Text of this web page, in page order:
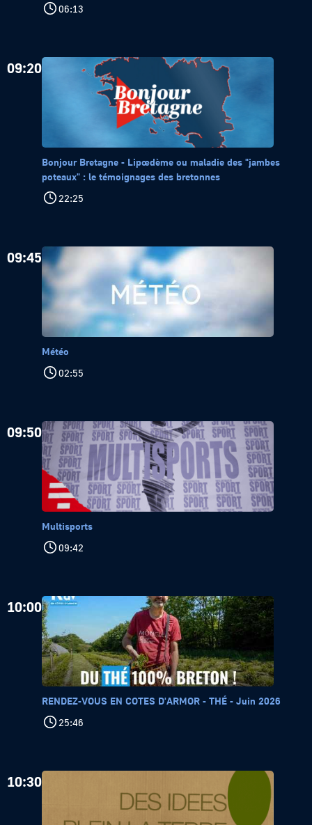
06:13
09:20
Bonjour Bretagne - Lipœdème ou maladie des "jambes
poteaux" : le témoignages des bretonnes
22:25
09:45
Météo
02:55
09:50
Multisports
09:42
10:00
RENDEZ-VOUS EN COTES D'ARMOR - THÉ - Juin 2026
25:46
10:30